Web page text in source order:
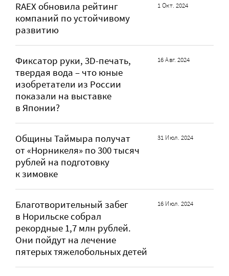
RAEX обновила рейтинг
компаний по устойчивому
развитию
1 Окт. 2024
Фиксатор руки, 3D-печать,
твердая вода – что юные
изобретатели из России
показали на выставке
в Японии?
16 Авг. 2024
Общины Таймыра получат
от «Норникеля» по 300 тысяч
рублей на подготовку
к зимовке
31 Июл. 2024
Благотворительный забег
в Норильске собрал
рекордные 1,7 млн рублей.
Они пойдут на лечение
пятерых тяжелобольных детей
16 Июл. 2024